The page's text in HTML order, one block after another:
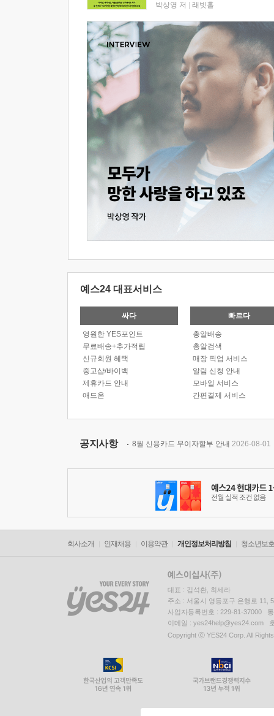
박상영 저 래빗홀
예스24 대표서비스
싸다
영원한 YES포인트
무료배송+추가적립
신규회원 혜택
중고샵/바이백
제휴카드 안내
애드온
빠르다
총알배송
총알검색
매장 픽업 서비스
알림 신청 안내
모바일 서비스
간편결제 서비스
공지사항 8월 신용카드 무이자할부 안내 2026-08-01
회사소개 인재채용 이용약관 개인정보처리방침 청소년보
대표 : 김석환, 최세라
주소 : 서울시 영등포구 은행로 11,
사업자등록번호 : 229-81-37000
이메일 : yes24help@yes24.com
Copyright ⓒ YES24 Corp. All